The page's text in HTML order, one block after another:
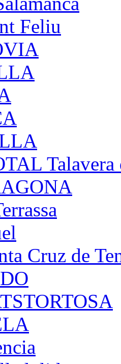
Feliu
Talavera
Cruz de